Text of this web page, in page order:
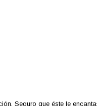
Seguro que éste le